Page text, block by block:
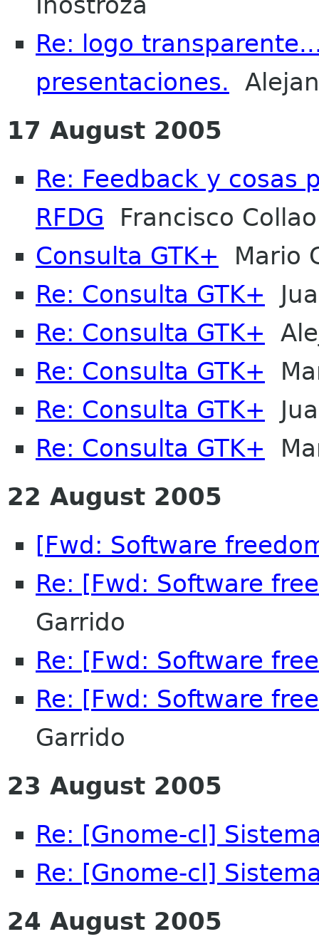
Re: logo
presentaciones.
17 August 2005
Re: Feedback y cosas
RFDG Francisco
Consulta GTK+ Mario
Re: Consulta GTK+
Re: Consulta GTK+
Re: Consulta GTK+
Re: Consulta GTK+
Re: Consulta GTK+
22 August 2005
[Fwd: Software
Re: [Fwd: Software
Garrido
Re: [Fwd: Software
Re: [Fwd: Software
Garrido
23 August 2005
Re: [Gnome-cl]
Re: [Gnome-cl]
24 August 2005